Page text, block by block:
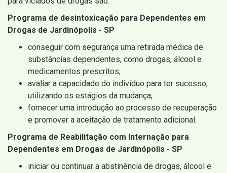
Programa de desintoxicação para Dependentes em
Drogas de Jardinópolis - SP
conseguir com segurança uma retirada médica de
substâncias dependentes, como drogas, álcool e
medicamentos prescritos;
avaliar a capacidade do indivíduo para ter sucesso,
utilizando os estágios da mudança;
fornecer uma introdução ao processo de recuperação
e promover a aceitação de tratamento adicional.
Programa de Reabilitação com Internação para
Dependentes em Drogas de Jardinópolis - SP
iniciar ou continuar a abstinência de drogas, álcool e